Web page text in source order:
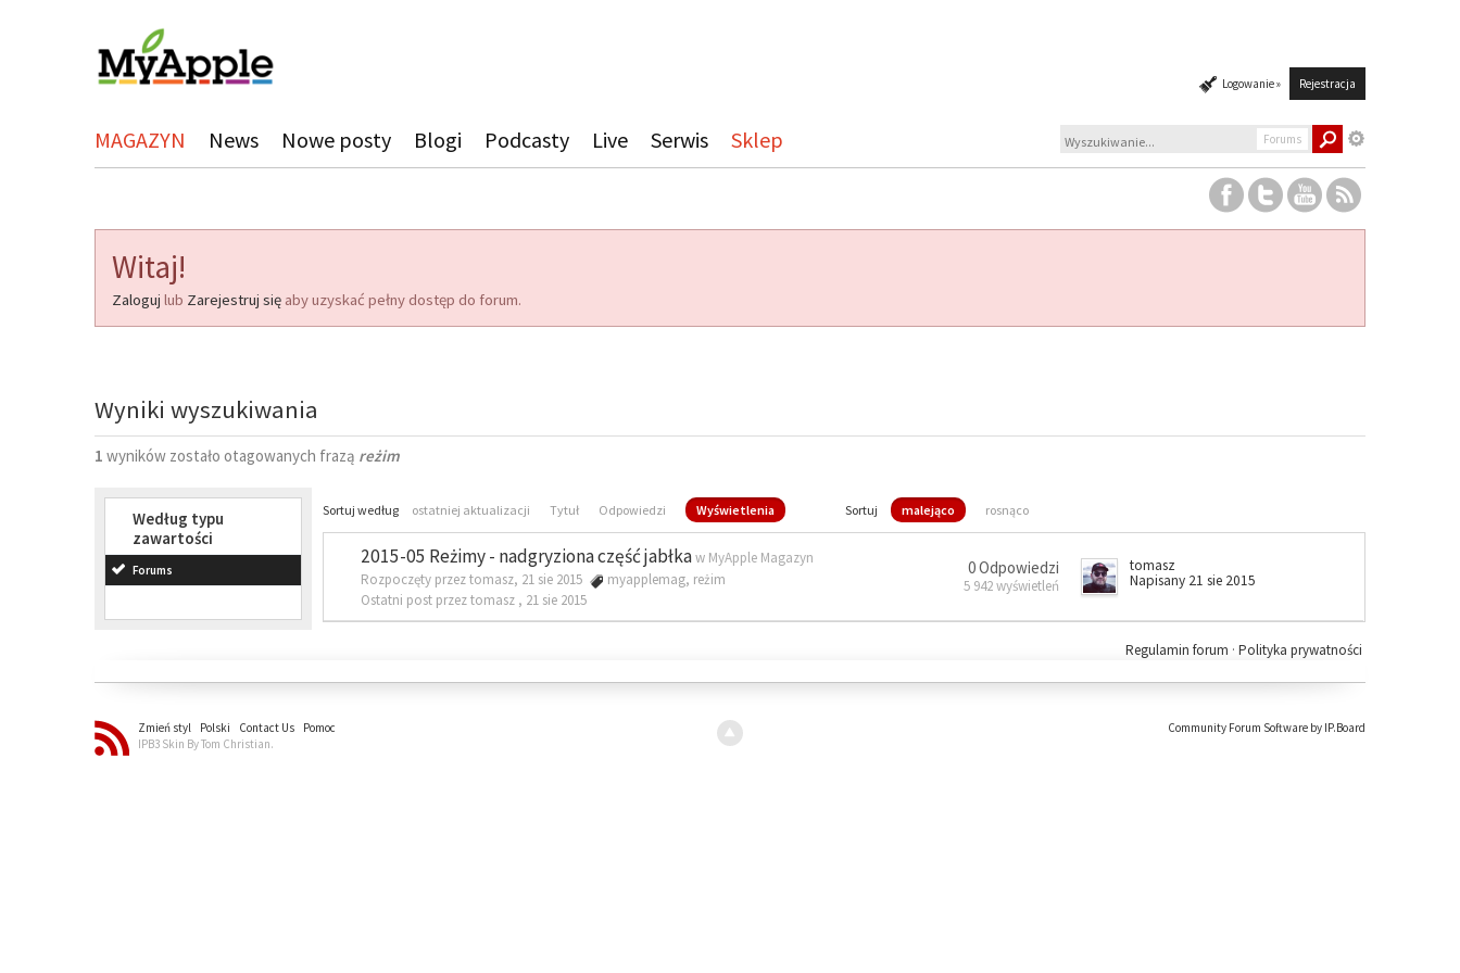
Logowanie » Rejestracja
MAGAZYN News Nowe posty Blogi Podcasty Live Serwis Sklep Forums
Witaj!
Zaloguj lub Zarejestruj się aby uzyskać pełny dostęp do forum.
Wyniki wyszukiwania
1 wyników zostało otagowanych frazą reżim
Według typu
zawartości
Forums
Sortuj według ostatniej aktualizacji Tytuł Odpowiedzi Wyświetlenia Sortuj malejąco rosnąco
2015-05 Reżimy - nadgryziona część jabłkaw MyApple Magazyn
Rozpoczęty przez tomasz, 21 sie 2015
myapplemag, reżim
Ostatni post przez tomasz , 21 sie 2015
0 Odpowiedzi
5 942 wyświetleń
tomasz
Napisany 21 sie 2015
Polityka prywatności
Regulamin forum ·
Zmień styl Polski Contact Us
Pomoc
IPB3 Skin By Tom Christian.
Community Forum Software by IP.Board